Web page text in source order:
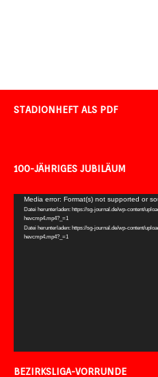
STADIONHEFT ALS PDF
100-JÄHRIGES JUBILÄUM
Video-
Player
Media error: Format(s) not supported or
Datei herunterladen: https://sg-journal.de/wp-content/
hevcmp4.mp4?_=1
Datei herunterladen: https://sg-journal.de/wp-content/
hevcmp4.mp4?_=1
BEZIRKSLIGA-VORRUNDE